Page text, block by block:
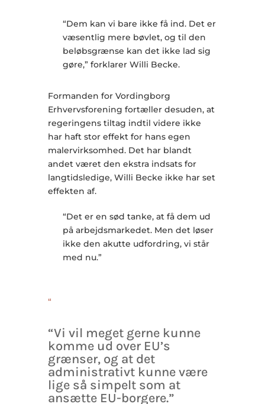
“Dem kan vi bare ikke få ind. Det er
væsentlig mere bøvlet, og til den
beløbsgrænse kan det ikke lad sig
gøre,” forklarer Willi Becke.
Formanden for Vordingborg
Erhvervsforening fortæller desuden, at
regeringens tiltag indtil videre ikke
har haft stor effekt for hans egen
malervirksomhed. Det har blandt
andet været den ekstra indsats for
langtidsledige, Willi Becke ikke har set
effekten af.
“Det er en sød tanke, at få dem ud
på arbejdsmarkedet. Men det løser
ikke den akutte udfordring, vi står
med nu.”
“
“Vi vil meget gerne kunne
komme ud over EU’s
grænser, og at det
administrativt kunne være
lige så simpelt som at
ansætte EU-borgere.”